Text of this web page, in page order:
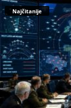
Najčitanije